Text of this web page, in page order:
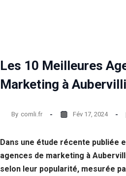
Les 10 Meilleures
Marketing à
By comli.fr Fév 17, 2024
Dans une étude récente publiée
agences de marketing à
selon leur popularité, mesurée
fonctionnalité
et la structure
du site Web,
en fonction
dont le site
Web est
Experience
Afin que notre